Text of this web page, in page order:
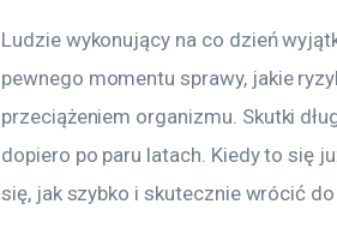
Ludzie wykonujący na co dzień
pewnego momentu sprawy, jakie
przeciążeniem organizmu. Skutki
dopiero po paru latach. Kiedy to się
się, jak szybko i skutecznie wrócić